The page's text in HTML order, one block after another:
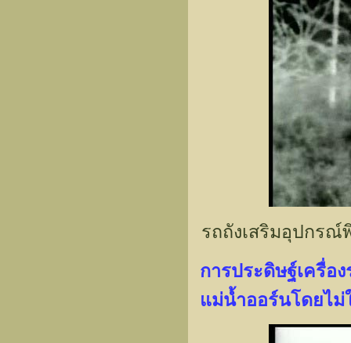
รถถังเสริมอุปกรณ์
การประดิษฐ์เครื่อ
แม่น้ำออร์นโดยไม่